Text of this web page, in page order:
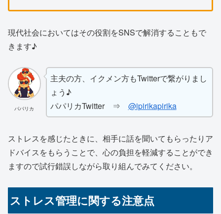
現代社会においてはその役割をSNSで解消することもで
きます♪
パパリカ
主夫の方、イクメン方もTwitterで繋がりまし
ょう♪
パパリカTwitter ⇒ @ipirikapirika
ストレスを感じたときに、相手に話を聞いてもらったりア
ドバイスをもらうことで、心の負担を軽減することができ
ますので試行錯誤しながら取り組んでみてください。
ストレス管理に関する注意点